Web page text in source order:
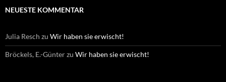
NEUESTE KOMMENTAR
Julia Resch zu Wir haben sie erwischt!
Bröckels, E.-Günterzu Wir haben sie erwischt!